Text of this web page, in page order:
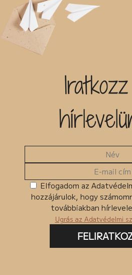
Elfogadom az
hozzájárulok, hogy
továbbiakban
Ugrás az Adatvédelmi